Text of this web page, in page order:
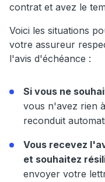
contrat et avez le
Voici les situations
votre assureur
l'avis d'échéance :
Si vous ne
vous n'avez rien
reconduit
Vous recevez
et souhaitez
envoyer votre